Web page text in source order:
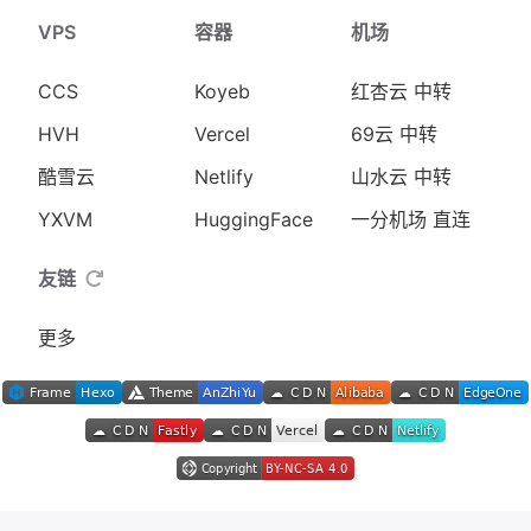
VPS
CCS
HVH
酷雪云
YXVM
容器
Koyeb
Vercel
Netlify
HuggingFace
机场
红杏云 中转
69云 中转
山水云 中转
一分机场 直连
友链
更多